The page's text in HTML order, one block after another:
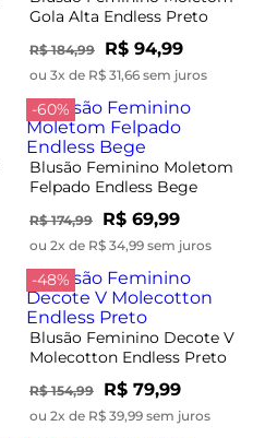
Gola Alta Endless Preto
R$ 184,99 R$ 94,99
ou 3x de R$ 31,66 sem juros
-60%
Blusão Feminino Moletom
Felpado Endless Bege
R$ 174,99 R$ 69,99
ou 2x de R$ 34,99 sem juros
-48%
Blusão Feminino Decote V
Molecotton Endless Preto
R$ 154,99 R$ 79,99
ou 2x de R$ 39,99 sem juros